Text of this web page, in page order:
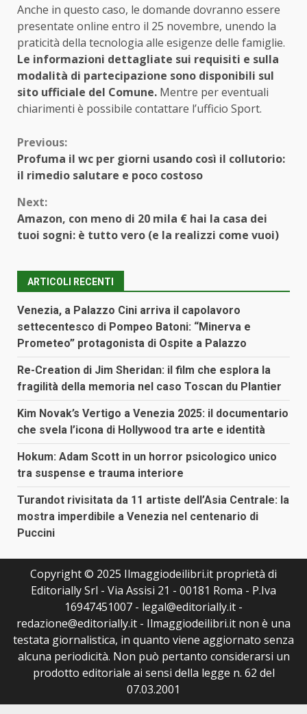
Anche in questo caso, le domande dovranno essere
presentate online entro il 25 novembre, unendo la
praticità della tecnologia alle esigenze delle famiglie.
Le informazioni dettagliate sui requisiti e sulla
modalità di partecipazione sono disponibili sul
sito ufficiale del Comune. Mentre per eventuali
chiarimenti è possibile contattare l’ufficio Sport.
Continue
Reading
Previous:
Profuma il wc per giorni usando così il collutorio:
il rimedio salutare e poco costoso
Next:
Amazon, con meno di 20 mila € hai la casa dei
tuoi sogni: è tutto vero (e la realizzi come vuoi)
ARTICOLI RECENTI
Venezia, a Palazzo Cini arriva il capolavoro
settecentesco di Pompeo Batoni: “Minerva e
Prometeo” protagonista di Ospite a Palazzo
Re-Creation di Jim Sheridan: il film che esplora la
fragilità della memoria nel caso Toscan du Plantier
Kim Novak’s Vertigo a Venezia 2025: il documentario
che svela l’icona di Hollywood tra arte e identità
Hokum: Adam Scott in un horror psicologico unico
tra suspense e trauma interiore
Turandot rivisitata da 11 artiste dell’Asia Centrale: la
mostra imperdibile a Venezia nel centenario di
Puccini
Copyright © 2025 Ilmaggiodeilibri.it proprietà di
Editorially Srl - Via Assisi 21 - 00181 Roma - P.Iva
16947451007 - legal@editorially.it -
redazione@editorially.it - Ilmaggiodeilibri.it non è una
testata giornalistica, in quanto viene aggiornato senza
alcuna periodicità. Non può pertanto considerarsi un
prodotto editoriale ai sensi della legge n. 62 del
07.03.2001